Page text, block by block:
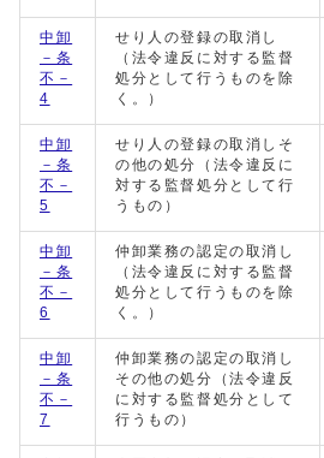
中卸
－条
不－
4
せり人の登録の取消し
（法令違反に対する監督
処分として行うものを除
く。）
中卸
－条
不－
5
せり人の登録の取消しそ
の他の処分（法令違反に
対する監督処分として行
うもの）
中卸
－条
不－
6
仲卸業務の認定の取消し
（法令違反に対する監督
処分として行うものを除
く。）
中卸
－条
不－
7
仲卸業務の認定の取消し
その他の処分（法令違反
に対する監督処分として
行うもの）